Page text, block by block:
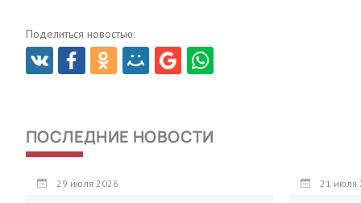
Поделиться новостью:
ПОСЛЕДНИЕ НОВОСТИ
29 июля 2026 21 июля